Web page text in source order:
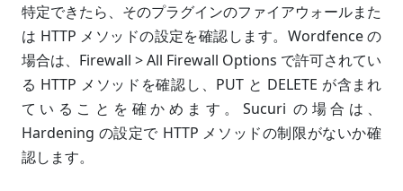
特定できたら、そのプラグインのファイアウォールまた
は HTTP メソッドの設定を確認します。Wordfence の
場合は、Firewall > All Firewall Options で許可されてい
る HTTP メソッドを確認し、PUT と DELETE が含まれ
ていることを確かめます。Sucuri の場合は、
Hardening の設定で HTTP メソッドの制限がないか確
認します。